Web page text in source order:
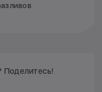
Поделитесь!